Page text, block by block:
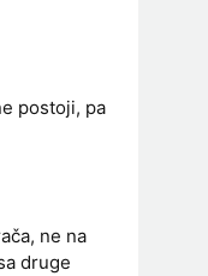
postoji, pa
ne na
druge